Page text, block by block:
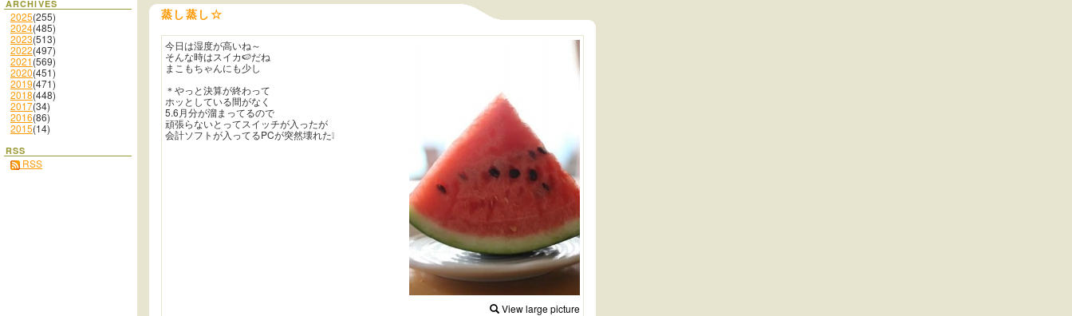
ARCHIVES
2025(255)
2024(485)
2023(513)
2022(497)
2021(569)
2020(451)
2019(471)
2018(448)
2017(34)
2016(86)
2015(14)
RSS
RSS
蒸し蒸し☆
View large picture
今日は湿度が高いね～
そんな時はスイカ🍉だね
まこもちゃんにも少し
＊やっと決算が終わって
ホッとしている間がなく
5.6月分が溜まってるので
頑張らないとってスイッチが入ったが
会計ソフトが入ってるPCが突然壊れた❕